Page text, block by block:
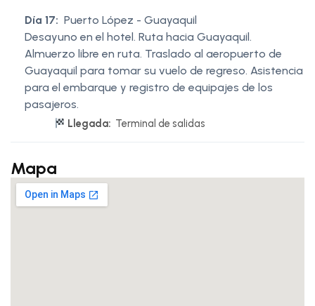
Día 17: Puerto López - Guayaquil
Desayuno en el hotel. Ruta hacia Guayaquil.
Almuerzo libre en ruta. Traslado al aeropuerto de
Guayaquil para tomar su vuelo de regreso. Asistencia
para el embarque y registro de equipajes de los
pasajeros.
Llegada: Terminal de salidas
Mapa